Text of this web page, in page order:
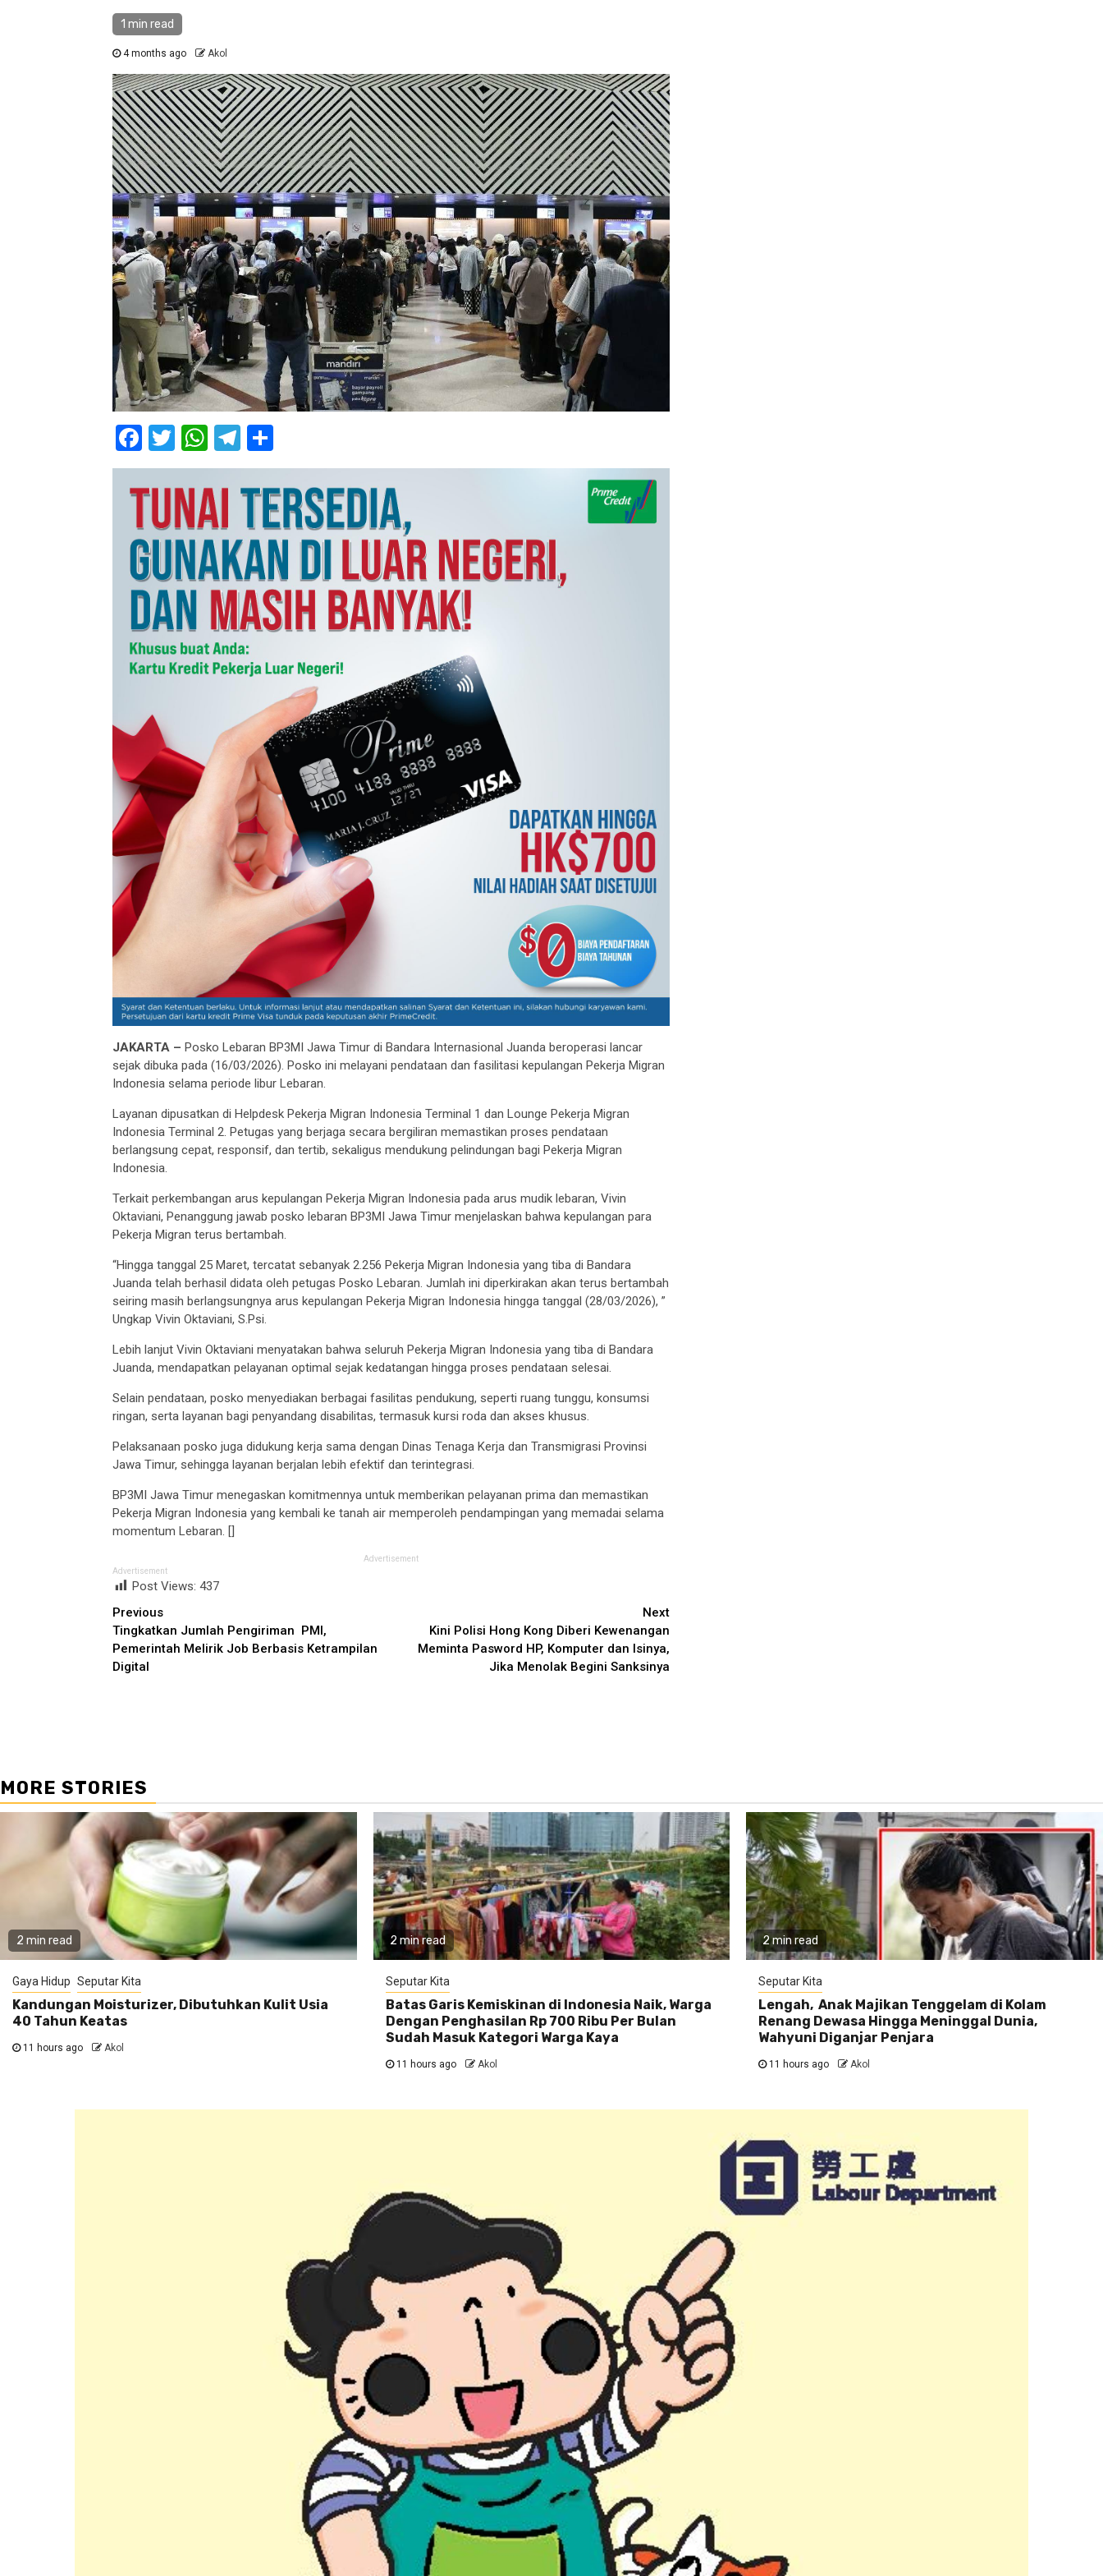
1 min read
4 months ago Akol
Facebook
Twitter
WhatsApp
Telegram
JAKARTA – Posko Lebaran BP3MI Jawa Timur di Bandara Internasional Juanda beroperasi lancar
sejak dibuka pada (16/03/2026). Posko ini melayani pendataan dan fasilitasi kepulangan Pekerja Migran
Indonesia selama periode libur Lebaran.
Layanan dipusatkan di Helpdesk Pekerja Migran Indonesia Terminal 1 dan Lounge Pekerja Migran
Indonesia Terminal 2. Petugas yang berjaga secara bergiliran memastikan proses pendataan
berlangsung cepat, responsif, dan tertib, sekaligus mendukung pelindungan bagi Pekerja Migran
Indonesia.
Terkait perkembangan arus kepulangan Pekerja Migran Indonesia pada arus mudik lebaran, Vivin
Oktaviani, Penanggung jawab posko lebaran BP3MI Jawa Timur menjelaskan bahwa kepulangan para
Pekerja Migran terus bertambah.
“Hingga tanggal 25 Maret, tercatat sebanyak 2.256 Pekerja Migran Indonesia yang tiba di Bandara
Juanda telah berhasil didata oleh petugas Posko Lebaran. Jumlah ini diperkirakan akan terus bertambah
seiring masih berlangsungnya arus kepulangan Pekerja Migran Indonesia hingga tanggal (28/03/2026), ”
Ungkap Vivin Oktaviani, S.Psi.
Lebih lanjut Vivin Oktaviani menyatakan bahwa seluruh Pekerja Migran Indonesia yang tiba di Bandara
Juanda, mendapatkan pelayanan optimal sejak kedatangan hingga proses pendataan selesai.
Selain pendataan, posko menyediakan berbagai fasilitas pendukung, seperti ruang tunggu, konsumsi
ringan, serta layanan bagi penyandang disabilitas, termasuk kursi roda dan akses khusus.
Pelaksanaan posko juga didukung kerja sama dengan Dinas Tenaga Kerja dan Transmigrasi Provinsi
Jawa Timur, sehingga layanan berjalan lebih efektif dan terintegrasi.
BP3MI Jawa Timur menegaskan komitmennya untuk memberikan pelayanan prima dan memastikan
Pekerja Migran Indonesia yang kembali ke tanah air memperoleh pendampingan yang memadai selama
momentum Lebaran. []
Advertisement
Advertisement
Post Views:437
Continue
Reading
Previous
Tingkatkan Jumlah Pengiriman PMI,
Pemerintah Melirik Job Berbasis Ketrampilan
Digital
Next
Kini Polisi Hong Kong Diberi Kewenangan
Meminta Pasword HP, Komputer dan Isinya,
Jika Menolak Begini Sanksinya
MORE STORIES
2 min read
Gaya Hidup Seputar Kita
Kandungan Moisturizer, Dibutuhkan Kulit Usia
40 Tahun Keatas
11 hours ago Akol
2 min read
Seputar Kita
Batas Garis Kemiskinan di Indonesia Naik, Warga
Dengan Penghasilan Rp 700 Ribu Per Bulan
Sudah Masuk Kategori Warga Kaya
11 hours ago Akol
2 min read
Seputar Kita
Lengah, Anak Majikan Tenggelam di Kolam
Renang Dewasa Hingga Meninggal Dunia,
Wahyuni Diganjar Penjara
11 hours ago Akol